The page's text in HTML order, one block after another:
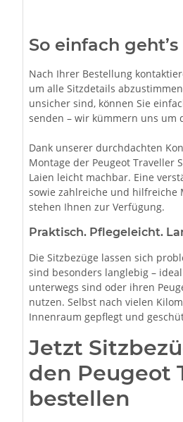
So einfach geht’s
Nach Ihrer Bestellung
um alle Sitzdetails
unsicher sind, können Sie
senden – wir kümmern uns um
Dank unserer durchdachten
Montage der Peugeot Traveller
Laien leicht machbar. Eine
sowie zahlreiche und hilfreiche
stehen Ihnen zur Verfügung.
Praktisch. Pflegeleicht.
Die Sitzbezüge lassen sich
sind besonders langlebig –
unterwegs sind oder ihren
nutzen. Selbst nach vielen
Innenraum gepflegt und
Jetzt
den Peugeot
bestellen